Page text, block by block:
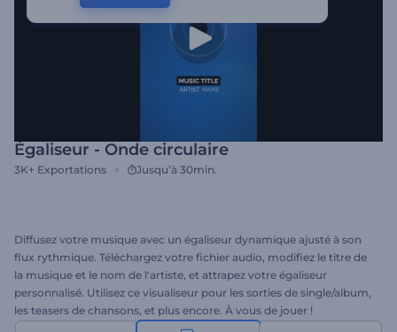
Égaliseur - Onde circulaire
3K+ Exportations Jusqu’à 30min.
Diffusez votre musique avec un égaliseur dynamique ajusté à son
flux rythmique. Téléchargez votre fichier audio, modifiez le titre de
la musique et le nom de l'artiste, et attrapez votre égaliseur
personnalisé. Utilisez ce visualiseur pour les sorties de single/album,
les teasers de chansons, et plus encore. À vous de jouer !